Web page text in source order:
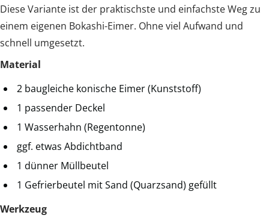
Diese Variante ist der praktischste und einfachste Weg zu
einem eigenen Bokashi-Eimer. Ohne viel Aufwand und
schnell umgesetzt.
Material
2 baugleiche konische Eimer (Kunststoff)
1 passender Deckel
1 Wasserhahn (Regentonne)
ggf. etwas Abdichtband
1 dünner Müllbeutel
1 Gefrierbeutel mit Sand (Quarzsand) gefüllt
Werkzeug